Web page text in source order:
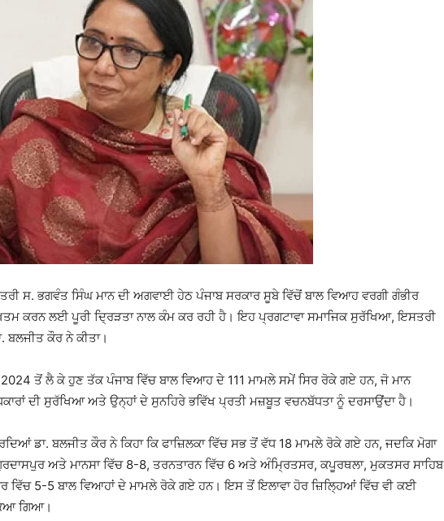
ਸ. ਭਗਵੰਤ ਸਿੰਘ ਮਾਨ ਦੀ ਅਗਵਾਈ ਹੇਠ ਪੰਜਾਬ ਸਰਕਾਰ ਸੂਬੇ ਵਿੱਚੋਂ ਬਾਲ ਵਿਆਹ ਵਰਗੀ ਗੰਭੀਰ
ਕਰਨ ਲਈ ਪੂਰੀ ਦ੍ਰਿੜਤਾ ਨਾਲ ਕੰਮ ਕਰ ਰਹੀ ਹੈ। ਇਹ ਪ੍ਰਗਟਾਵਾ ਸਮਾਜਿਕ ਸੁਰੱਖਿਆ, ਇਸਤਰੀ
ਬਲਜੀਤ ਕੌਰ ਨੇ ਕੀਤਾ।
ਤੋਂ ਲੈ ਕੇ ਹੁਣ ਤੱਕ ਪੰਜਾਬ ਵਿੱਚ ਬਾਲ ਵਿਆਹ ਦੇ 111 ਮਾਮਲੇ ਸਮੇਂ ਸਿਰ ਰੋਕੇ ਗਏ ਹਨ, ਜੋ ਮਾਨ
ਦੀ ਸੁਰੱਖਿਆ ਅਤੇ ਉਨ੍ਹਾਂ ਦੇ ਸੁਨਹਿਰੇ ਭਵਿੱਖ ਪ੍ਰਤੀ ਮਜ਼ਬੂਤ ਵਚਨਬੱਧਤਾ ਨੂੰ ਦਰਸਾਉਂਦਾ ਹੈ।
ਡਾ. ਬਲਜੀਤ ਕੌਰ ਨੇ ਕਿਹਾ ਕਿ ਫਾਜ਼ਿਲਕਾ ਵਿੱਚ ਸਭ ਤੋਂ ਵੱਧ 18 ਮਾਮਲੇ ਰੋਕੇ ਗਏ ਹਨ, ਜਦਕਿ ਮੋਗਾ
ਅਤੇ ਮਾਨਸਾ ਵਿੱਚ 8-8, ਤਰਨਤਾਰਨ ਵਿੱਚ 6 ਅਤੇ ਅੰਮ੍ਰਿਤਸਰ, ਕਪੂਰਥਲਾ, ਮੁਕਤਸਰ ਸਾਹਿਬ
ਵਿੱਚ 5-5 ਬਾਲ ਵਿਆਹਾਂ ਦੇ ਮਾਮਲੇ ਰੋਕੇ ਗਏ ਹਨ। ਇਸ ਤੋਂ ਇਲਾਵਾ ਹੋਰ ਜ਼ਿਲ੍ਹਿਆਂ ਵਿੱਚ ਵੀ ਕਈ
ਗਿਆ।